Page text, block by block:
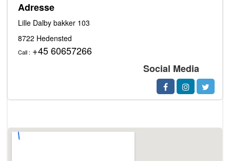
Adresse
Lille Dalby bakker 103
8722 Hedensted
Call : +45 60657266
Social Media